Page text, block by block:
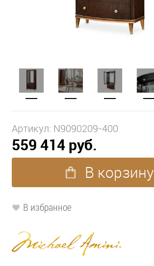
Артикул: N9090209-400
559 414 руб.
В корзину
В избранное